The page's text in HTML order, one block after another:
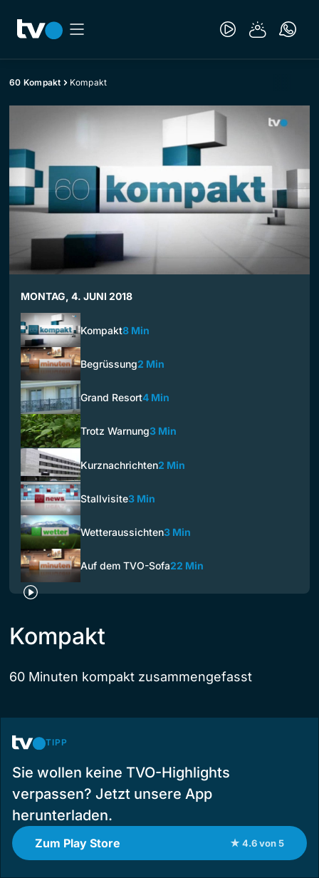
60 Kompakt Kompakt
MONTAG, 4. JUNI 2018
Kompakt8 Min
Begrüssung2 Min
Grand Resort4 Min
Trotz Warnung3 Min
Kurznachrichten2 Min
Stallvisite3 Min
Wetteraussichten3 Min
Auf dem TVO-Sofa22 Min
Kompakt
60 Minuten kompakt zusammengefasst
TIPP
Sie wollen keine TVO-Highlights
verpassen? Jetzt unsere App
herunterladen.
Zum Play Store ★ 4.6 von 5